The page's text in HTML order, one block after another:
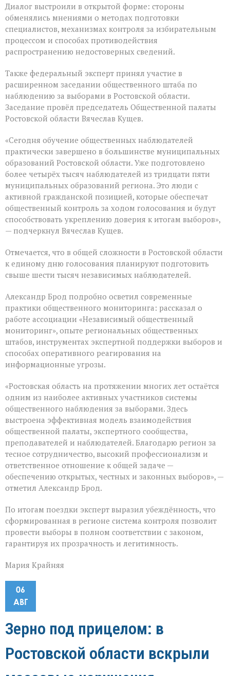
Диалог выстроили в открытой форме: стороны
обменялись мнениями о методах подготовки
специалистов, механизмах контроля за избирательным
процессом и способах противодействия
распространению недостоверных сведений.
Также федеральный эксперт принял участие в
расширенном заседании общественного штаба по
наблюдению за выборами в Ростовской области.
Заседание провёл председатель Общественной палаты
Ростовской области Вячеслав Кущев.
«Сегодня обучение общественных наблюдателей
практически завершено в большинстве муниципальных
образований Ростовской области. Уже подготовлено
более четырёх тысяч наблюдателей из тридцати пяти
муниципальных образований региона. Это люди с
активной гражданской позицией, которые обеспечат
общественный контроль за ходом голосования и будут
способствовать укреплению доверия к итогам выборов»,
— подчеркнул Вячеслав Кущев.
Отмечается, что в общей сложности в Ростовской области
к единому дню голосования планируют подготовить
свыше шести тысяч независимых наблюдателей.
Александр Брод подробно осветил современные
практики общественного мониторинга: рассказал о
работе ассоциации «Независимый общественный
мониторинг», опыте региональных общественных
штабов, инструментах экспертной поддержки выборов и
способах оперативного реагирования на
информационные угрозы.
«Ростовская область на протяжении многих лет остаётся
одним из наиболее активных участников системы
общественного наблюдения за выборами. Здесь
выстроена эффективная модель взаимодействия
общественной палаты, экспертного сообщества,
преподавателей и наблюдателей. Благодарю регион за
тесное сотрудничество, высокий профессионализм и
ответственное отношение к общей задаче —
обеспечению открытых, честных и законных выборов», —
отметил Александр Брод.
По итогам поездки эксперт выразил убеждённость, что
сформированная в регионе система контроля позволит
провести выборы в полном соответствии с законом,
гарантируя их прозрачность и легитимность.
Мария Крайняя
06
АВГ
Зерно под прицелом: в
Ростовской области вскрыли